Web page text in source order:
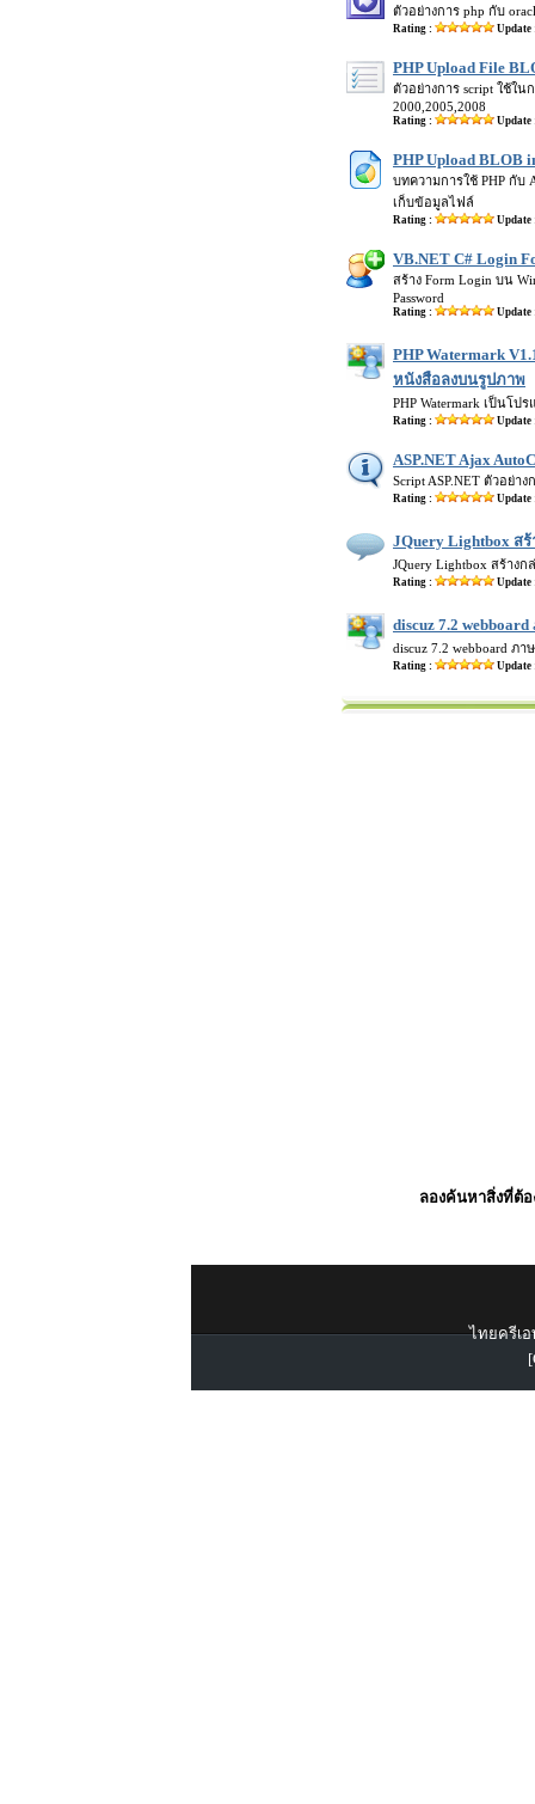
ตัวอย่างการ php กับ
Rating : Update
PHP Upload File
ตัวอย่างการ script ใช้ใน
2000,2005,2008
Rating : Update
PHP Upload BLOB
บทความการใช้ PHP กับ
เก็บข้อมูลไฟล์
Rating : Update
VB.NET C# Login
สร้าง Form Login บน
Password
Rating : Update
PHP Watermark
หนังสือลงบนรูปภาพ
PHP Watermark เป็นโ
Rating : Update
ASP.NET Ajax
Script ASP.NET ตัวอย่าง
Rating : Update
JQuery Lightbox ส
JQuery Lightbox สร้างก
Rating : Update
discuz 7.2
discuz 7.2 webboard ภา
Rating : Update
ลองค้นหาสิ่งที่ต้อ
ไทยครีเอ
[